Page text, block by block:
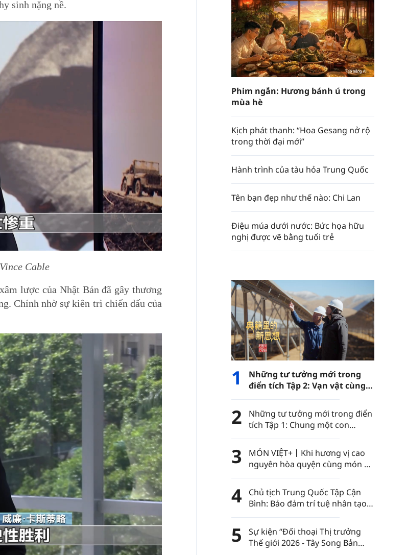
sinh nặng nề.
Cable
lược của Nhật Bản đã gây thương
Chính nhờ sự kiên trì chiến đấu của
Phim ngắn: Hương bánh ú trong
mùa hè
Kịch phát thanh: “Hoa Gesang nở rộ
trong thời đại mới”
Hành trình của tàu hỏa Trung Quốc
Tên bạn đẹp như thế nào: Chi Lan
Điệu múa dưới nước: Bức họa hữu
nghị được vẽ bằng tuổi trẻ
1
Những tư tưởng mới trong
điển tích Tập 2: Vạn vật cùng
phát triển
2
Những tư tưởng mới trong điển
tích Tập 1: Chung một con
đường
3
MÓN VIỆT+丨Khi hương vị cao
nguyên hòa quyện cùng món ăn
Việt Nam……
4
Chủ tịch Trung Quốc Tập Cận
Bình: Bảo đảm trí tuệ nhân tạo
luôn nằm trong sự kiểm soát
của nhân loại
5
Sự kiện “Đối thoại Thị trưởng
Thế giới 2026 - Tây Song Bản